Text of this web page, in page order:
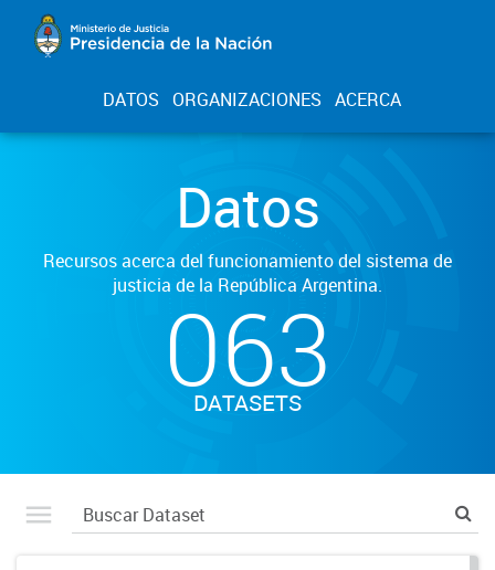
DATOS ORGANIZACIONES ACERCA
Datos
Recursos acerca del funcionamiento del sistema de
justicia de la República Argentina.
063
DATASETS